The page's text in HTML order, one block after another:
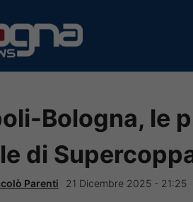
Bologna, le
di
Parenti 21 Dicembre 2025 - 21:25